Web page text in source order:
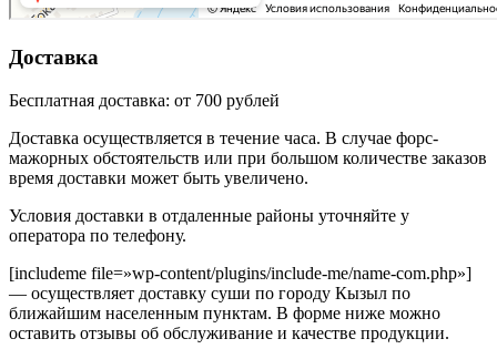
Доставка
Бесплатная доставка: от 700 рублей
Доставка осуществляется в течение часа. В случае форс-
мажорных обстоятельств или при большом количестве заказов
время доставки может быть увеличено.
Условия доставки в отдаленные районы уточняйте у
оператора по телефону.
[includeme file=»wp-content/plugins/include-me/name-com.php»]
— осуществляет доставку суши по городу Кызыл по
ближайшим населенным пунктам. В форме ниже можно
оставить отзывы об обслуживание и качестве продукции.